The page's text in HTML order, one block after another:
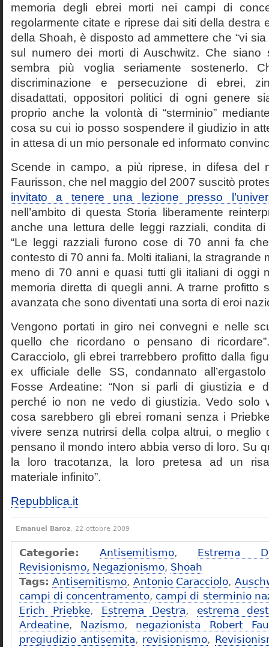
memoria degli ebrei morti nei campi di
regolarmente citate e riprese dai siti della destra
della Shoah, è disposto ad ammettere che “vi
sul numero dei morti di Auschwitz. Che siano
sembra più voglia seriamente sostenerlo.
discriminazione e persecuzione di ebrei,
disadattati, oppositori politici di ogni genere
proprio anche la volontà di “sterminio”
cosa su cui io posso sospendere il giudizio in
in attesa di un mio personale ed informato
Scende in campo, a più riprese, in difesa del
Faurisson, che nel maggio del 2007 suscitò
invitato a tenere una lezione presso
nell’ambito di questa Storia liberamente
anche una lettura delle leggi razziali, condita di
“Le leggi razziali furono cose di 70 anni fa
contesto di 70 anni fa. Molti italiani, la stragrande
meno di 70 anni e quasi tutti gli italiani di oggi
memoria diretta di quegli anni. A trarne profitto
avanzata che sono diventati una sorta di eroi
Vengono portati in giro nei convegni e nelle
quello che ricordano o pensano di
Caracciolo, gli ebrei trarrebbero profitto dalla
ex ufficiale delle SS, condannato
Fosse Ardeatine: “Non si parli di giustizia e
perché io non ne vedo di giustizia. Vedo solo
cosa sarebbero gli ebrei romani senza i
vivere senza nutrirsi della colpa altrui, o meglio
pensano il mondo intero abbia verso di loro. Su
la loro tracotanza, la loro pretesa ad un
materiale infinito”.
Repubblica.it
Emanuel Baroz, 22 ottobre 2009
Categorie: Antisemitismo, Estrema
Revisionismo, Negazionismo, Shoah
Tags: Antisemitismo, Antonio Caracciolo,
campi di concentramento, campi di sterminio
Erich Priebke, Estrema Destra, estrema
Ardeatine, Nazismo, negazionista Robert
pregiudizio antisemita, revisionismo,